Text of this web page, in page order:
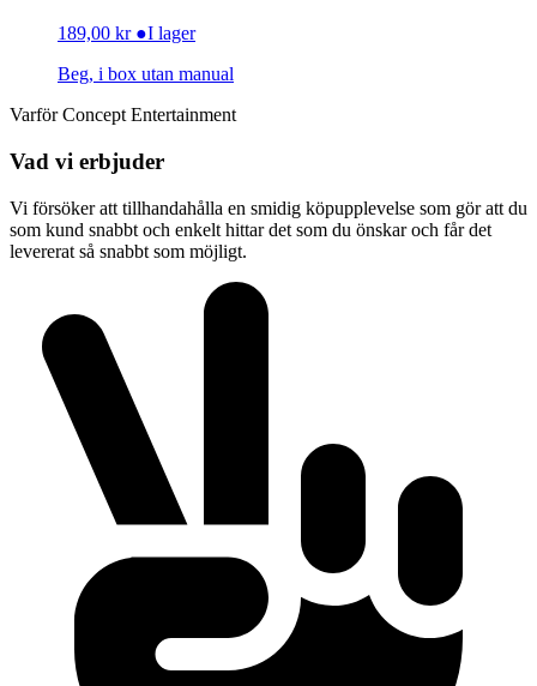
189,00 kr ●I lager
Beg, i box utan manual
Varför Concept Entertainment
Vad vi erbjuder
Vi försöker att tillhandahålla en smidig köpupplevelse som gör att du
som kund snabbt och enkelt hittar det som du önskar och får det
levererat så snabbt som möjligt.